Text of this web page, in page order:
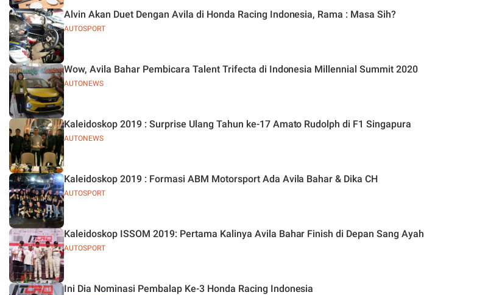
AUTOSPORT
Alvin Akan Duet Dengan Avila di Honda Racing Indonesia, Rama : Masa Sih?
AUTONEWS
Wow, Avila Bahar Pembicara Talent Trifecta di Indonesia Millennial Summit 2020
AUTONEWS
Kaleidoskop 2019 : Surprise Ulang Tahun ke-17 Amato Rudolph di F1 Singapura
AUTOSPORT
Kaleidoskop 2019 : Formasi ABM Motorsport Ada Avila Bahar & Dika CH
AUTOSPORT
Kaleidoskop ISSOM 2019: Pertama Kalinya Avila Bahar Finish di Depan Sang Ayah
Ini Dia Nominasi Pembalap Ke-3 Honda Racing Indonesia